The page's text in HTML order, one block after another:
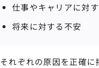
仕事やキャリアに対
将来に対する不安
それぞれの原因を正確